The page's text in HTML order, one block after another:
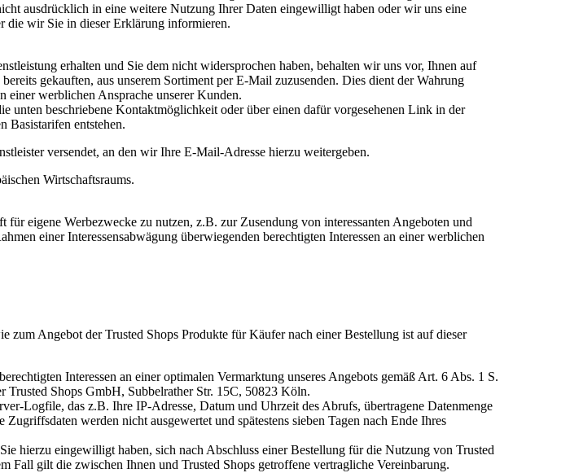
ausdrücklich in eine weitere Nutzung Ihrer Daten eingewilligt haben oder wir uns eine
die wir Sie in dieser Erklärung informieren.
erhalten und Sie dem nicht widersprochen haben, behalten wir uns vor, Ihnen auf
gekauften, aus unserem Sortiment per E-Mail zuzusenden. Dies dient der Wahrung
einer werblichen Ansprache unserer Kunden.
unten beschriebene Kontaktmöglichkeit oder über einen dafür vorgesehenen Link in der
Basistarifen entstehen.
versendet, an den wir Ihre E-Mail-Adresse hierzu weitergeben.
Wirtschaftsraums.
eigene Werbezwecke zu nutzen, z.B. zur Zusendung von interessanten Angeboten und
einer Interessensabwägung überwiegenden berechtigten Interessen an einer werblichen
zum Angebot der Trusted Shops Produkte für Käufer nach einer Bestellung ist auf dieser
Interessen an einer optimalen Vermarktung unseres Angebots gemäß Art. 6 Abs. 1 S.
Shops GmbH, Subbelrather Str. 15C, 50823 Köln.
Logfile, das z.B. Ihre IP-Adresse, Datum und Uhrzeit des Abrufs, übertragene Datenmenge
werden nicht ausgewertet und spätestens sieben Tagen nach Ende Ihres
hierzu eingewilligt haben, sich nach Abschluss einer Bestellung für die Nutzung von Trusted
Fall gilt die zwischen Ihnen und Trusted Shops getroffene vertragliche Vereinbarung.